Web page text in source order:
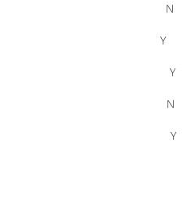
N
Y
Y
N
Y